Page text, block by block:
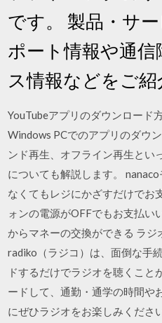
です。 製品・サ
ポート情報や通
ス情報などをご紹
YouTubeアプリのダウンロード
Windows PCでのアプリのダウ
ンド再生、オフライン再生とい
についても解説します。
なくてもレジにかざすだけでお
ォンの電源がOFFでもお支払い
からマネーの交換ができる ラジ
radiko（ラジコ）は、面倒な手
ドするだけでラジオを聴くこと
ードして、通勤・通学の時間や
にぜひラジオをお楽しみくださ